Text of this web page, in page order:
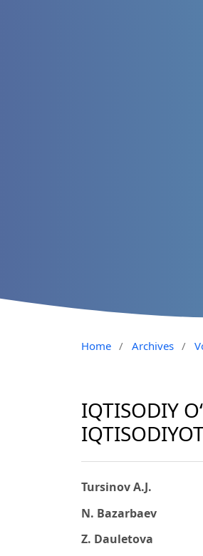
Home / Archives /
IQTISODIY
Tursinov A.J.
N. Bazarbaev
Z. Dauletova